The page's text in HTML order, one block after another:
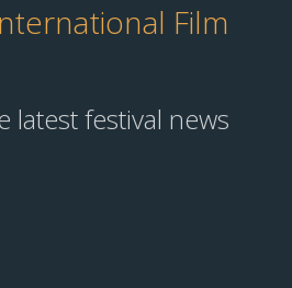
Film
latest festival news